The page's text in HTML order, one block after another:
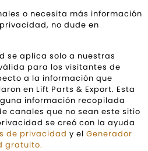
o necesita más información
no dude en
se aplica solo a nuestras
para los visitantes de
a la información que
en Lift Parts & Export. Esta
información recopilada
canales que no sean este sitio
se creó con la ayuda
de privacidad y elGenerador
gratuito.